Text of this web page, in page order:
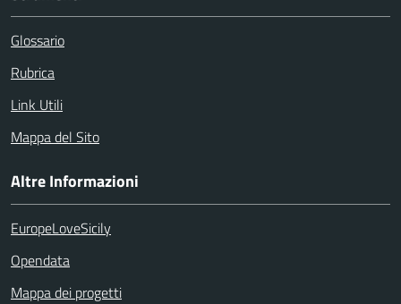
Glossario
Rubrica
Link Utili
Mappa del Sito
Altre Informazioni
EuropeLoveSicily
Opendata
Mappa dei progetti